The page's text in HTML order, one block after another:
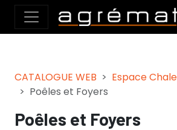
CATALOGUE WEB
Espace
Poêles et Foyers
Poêles et Foyers